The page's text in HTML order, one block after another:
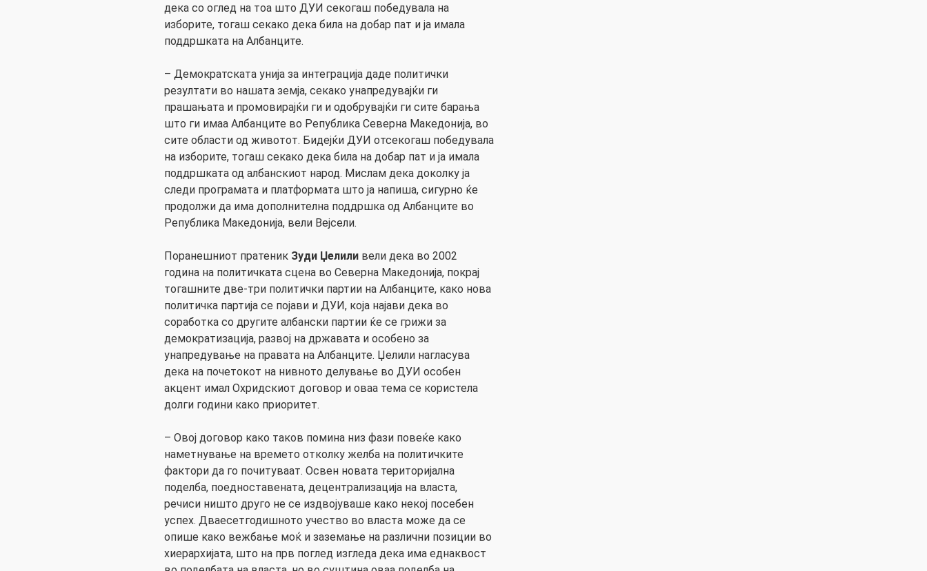
дека со оглед на тоа што ДУИ секогаш победувала на
изборите, тогаш секако дека била на добар пат и ја имала
поддршката на Албанците.
– Демократската унија за интеграција даде политички
резултати во нашата земја, секако унапредувајќи ги
прашањата и промовирајќи ги и одобрувајќи ги сите барања
што ги имаа Албанците во Република Северна Македонија, во
сите области од животот. Бидејќи ДУИ отсекогаш победувала
на изборите, тогаш секако дека била на добар пат и ја имала
поддршката од албанскиот народ. Мислам дека доколку ја
следи програмата и платформата што ја напиша, сигурно ќе
продолжи да има дополнителна поддршка од Албанците во
Република Македонија, вели Вејсели.
Поранешниот пратеник Зуди Џелили вели дека во 2002
година на политичката сцена во Северна Македонија, покрај
тогашните две-три политички партии на Албанците, како нова
политичка партија се појави и ДУИ, која најави дека во
соработка со другите албански партии ќе се грижи за
демократизација, развој на државата и особено за
унапредување на правата на Албанците. Џелили нагласува
дека на почетокот на нивното делување во ДУИ особен
акцент имал Охридскиот договор и оваа тема се користела
долги години како приоритет.
– Овој договор како таков помина низ фази повеќе како
наметнување на времето отколку желба на политичките
фактори да го почитуваат. Освен новата територијална
поделба, поедноставената, децентрализација на власта,
речиси ништо друго не се издвојуваше како некој посебен
успех. Дваесетгодишното учество во власта може да се
опише како вежбање моќ и заземање на различни позиции во
хиерархијата, што на прв поглед изгледа дека има еднаквост